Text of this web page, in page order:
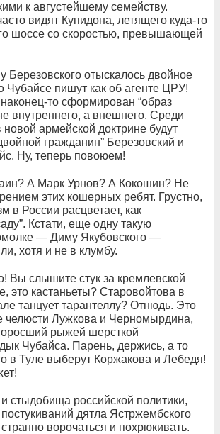
к августейшему семейству.
видят Купидона, летящего куда-то
шоссе со скоростью, превышающей
Березовского отыскалось двойное
Чубайсе пишут как об агенте ЦРУ!
то сформирован “образ
внутреннего, а внешнего. Среди
новой армейской доктрине будут
гражданин” Березовский и
Ну, теперь повоюем!
А Марк Урнов? А Кокошин? Не
этих кошерных ребят. Грустно,
в России расцветает, как
Кстати, еще одну такую
— Диму Якубовского —
хотя и не в клумбу.
Вы слышите стук за кремлевской
это кастаньеты? Старовойтова в
танцует тарантеллу? Отнюдь. Это
челюсти Лужкова и Черномырдина,
рыжей шерсткой
Чубайса. Парень, держись, а то
в Туле выберут Коржакова и Лебедя!
стыдобища российской политики,
дятла Ястржембского
ворочаться и похрюкивать.